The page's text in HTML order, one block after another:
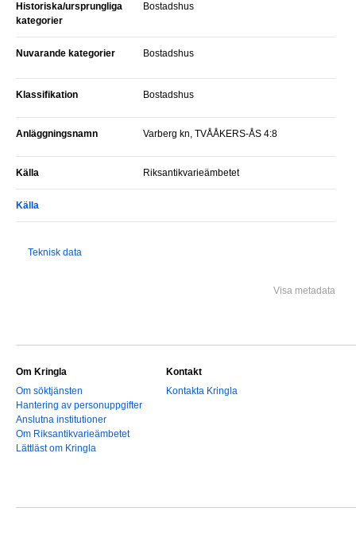
Historiska/ursprungliga
kategorier
Bostadshus
Nuvarande kategorier Bostadshus
Klassifikation Bostadshus
Anläggningsnamn Varberg kn, TVÅÅKERS-ÅS 4:8
Källa Riksantikvarieämbetet
Källa
Teknisk data
Visa metadata
Om Kringla
Om söktjänsten
Hantering av personuppgifter
Anslutna institutioner
Om Riksantikvarieämbetet
Lättläst om Kringla
Kontakt
Kontakta Kringla